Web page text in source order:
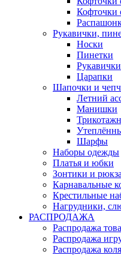
Кофточки
Рукавички,
Носки
Пинетки
Рукавички
Царапки
Шапочки и
Летний
Манишки
Шарфы
Наборы одежды
Платья и юбки
Зонтики и
Карнавальные
Крестильные
Нагрудники,
РАСПРОДАЖА
Распродажа
Распродажа
Распродажа